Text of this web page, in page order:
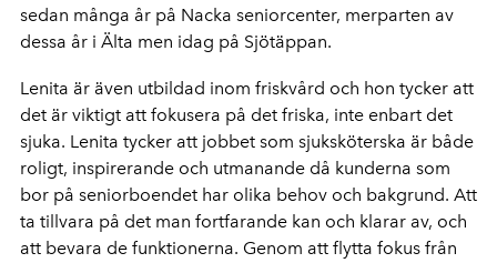
sedan många år på Nacka seniorcenter, merparten av
dessa år i Älta men idag på Sjötäppan.
Lenita är även utbildad inom friskvård och hon tycker att
det är viktigt att fokusera på det friska, inte enbart det
sjuka. Lenita tycker att jobbet som sjuksköterska är både
roligt, inspirerande och utmanande då kunderna som
bor på seniorboendet har olika behov och bakgrund. Att
ta tillvara på det man fortfarande kan och klarar av, och
att bevara de funktionerna. Genom att flytta fokus från